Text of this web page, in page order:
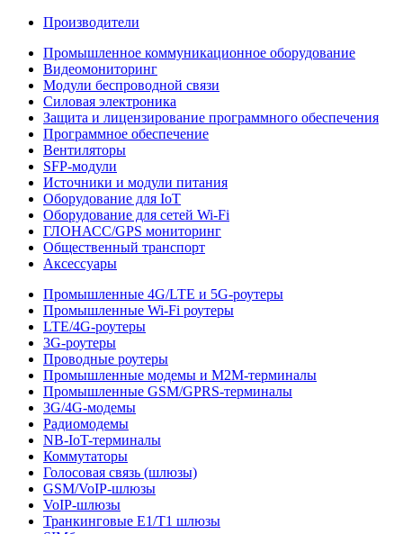
Производители
Промышленное коммуникационное оборудование
Видеомониторинг
Модули беспроводной связи
Силовая электроника
Защита и лицензирование программного обеспечения
Программное обеспечение
Вентиляторы
SFP-модули
Источники и модули питания
Оборудование для IoT
Оборудование для сетей Wi-Fi
ГЛОНАСС/GPS мониторинг
Общественный транспорт
Аксессуары
Промышленные 4G/LTE и 5G-роутеры
Промышленные Wi-Fi роутеры
LTE/4G-роутеры
3G-роутеры
Проводные роутеры
Промышленные модемы и M2M-терминалы
Промышленные GSM/GPRS-терминалы
3G/4G-модемы
Радиомодемы
NB-IoT-терминалы
Коммутаторы
Голосовая связь (шлюзы)
GSM/VoIP-шлюзы
VoIP-шлюзы
Транкинговые E1/T1 шлюзы